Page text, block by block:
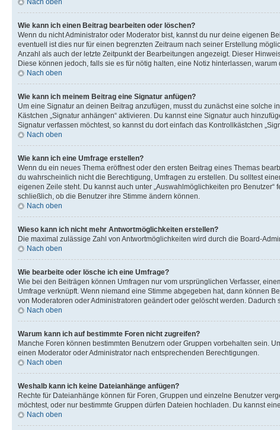
Nach oben
Wie kann ich einen Beitrag bearbeiten oder löschen?
Wenn du nicht Administrator oder Moderator bist, kannst du nur deine eigenen
eventuell ist dies nur für einen begrenzten Zeitraum nach seiner Erstellung
Anzahl als auch der letzte Zeitpunkt der Bearbeitungen angezeigt. Dieser
Diese können jedoch, falls sie es für nötig halten, eine Notiz hinterlassen,
Nach oben
Wie kann ich meinem Beitrag eine Signatur anfügen?
Um eine Signatur an deinen Beitrag anzufügen, musst du zunächst eine
Kästchen „Signatur anhängen“ aktivieren. Du kannst eine Signatur auch
Signatur verfassen möchtest, so kannst du dort einfach das Kontrollkästchen
Nach oben
Wie kann ich eine Umfrage erstellen?
Wenn du ein neues Thema eröffnest oder den ersten Beitrag eines Themas
du wahrscheinlich nicht die Berechtigung, Umfragen zu erstellen. Du solltest
eigenen Zeile steht. Du kannst auch unter „Auswahlmöglichkeiten pro
schließlich, ob die Benutzer ihre Stimme ändern können.
Nach oben
Wieso kann ich nicht mehr Antwortmöglichkeiten erstellen?
Die maximal zulässige Zahl von Antwortmöglichkeiten wird durch die Board-
Nach oben
Wie bearbeite oder lösche ich eine Umfrage?
Wie bei den Beiträgen können Umfragen nur vom ursprünglichen Verfasser,
Umfrage verknüpft. Wenn niemand eine Stimme abgegeben hat, dann können
von Moderatoren oder Administratoren geändert oder gelöscht werden.
Nach oben
Warum kann ich auf bestimmte Foren nicht zugreifen?
Manche Foren können bestimmten Benutzern oder Gruppen vorbehalten sein.
einen Moderator oder Administrator nach entsprechenden Berechtigungen.
Nach oben
Weshalb kann ich keine Dateianhänge anfügen?
Rechte für Dateianhänge können für Foren, Gruppen und einzelne Benutzer
möchtest, oder nur bestimmte Gruppen dürfen Dateien hochladen. Du kannst
Nach oben